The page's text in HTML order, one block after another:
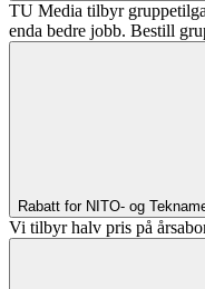
TU Media tilbyr
enda bedre jobb. Bestill
Rabatt for NITO- og
Vi tilbyr halv pris på